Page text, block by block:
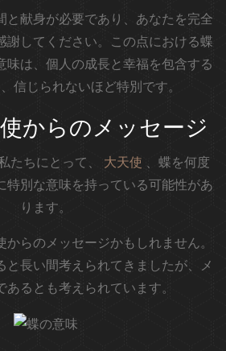
と献身が必要であり、あなたを完全
謝してください。この点における蝶
味は、個人の成長と幸福を包含する
信じられないほど特別です。
からのメッセージ
たちにとって、 大天使 、蝶を何度
特別な意味を持っている可能性があ
ります。
からのメッセージかもしれません。
と長い間考えられてきましたが、メ
あるとも考えられています。